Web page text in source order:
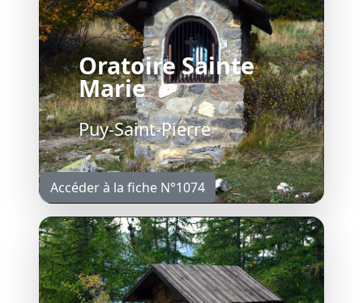
Oratoire Sainte
Marie
Puy-Saint-Pierre
Accéder à la fiche N°1074